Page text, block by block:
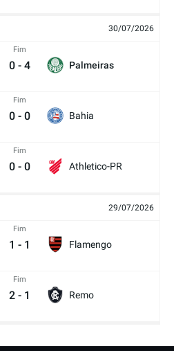
30/07/2026
Fim
0 - 4 Palmeiras
Fim
0 - 0 Bahia
Fim
0 - 0 Athletico-PR
29/07/2026
Fim
1 - 1 Flamengo
Fim
2 - 1 Remo